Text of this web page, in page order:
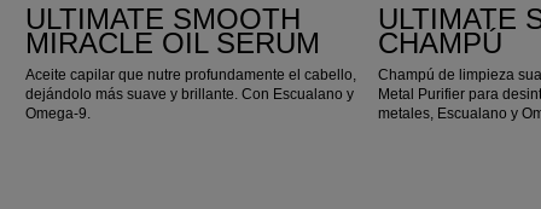
ULTIMATE SMOOTH
MIRACLE OIL SERUM
Aceite capilar que nutre profundamente el cabello,
dejándolo más suave y brillante. Con Escualano y
Omega-9.
ULTIMATE
CHAMPÚ
Champú de limpieza
Metal Purifier para
metales, Escualano y